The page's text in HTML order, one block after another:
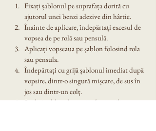
Fixați șablonul pe suprafața dorită cu
ajutorul unei benzi adezive din hârtie.
Înainte de aplicare, îndepărtați excesul de
vopsea de pe rolă sau pensulă.
Aplicați vopseaua pe șablon folosind rola
sau pensula.
Îndepărtați cu grijă șablonul imediat după
vopsire, dintr-o singură mișcare, de sus în
jos sau dintr-un colț.
Spălați șablonul cu grijă după utilizare.